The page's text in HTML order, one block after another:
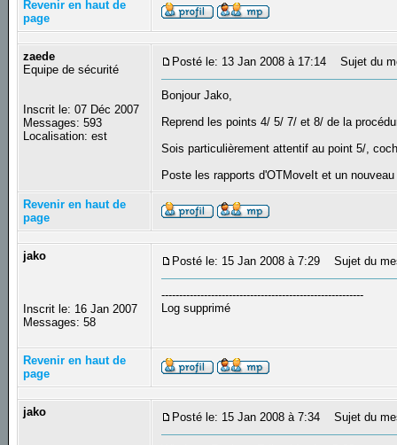
Revenir en haut de
page
zaede
Equipe de sécurité
Inscrit le: 07 Déc 2007
Messages: 593
Localisation: est
Posté le: 13 Jan 2008 à 17:14 Sujet du
Bonjour Jako,
Reprend les points 4/ 5/ 7/ et 8/ de la
Sois particulièrement attentif au point 5/,
Poste les rapports d'OTMoveIt et un
Revenir en haut de
page
jako
Inscrit le: 16 Jan 2007
Messages: 58
Posté le: 15 Jan 2008 à 7:29 Sujet du
---------------------------------------------------------
Log supprimé
Revenir en haut de
page
jako Posté le: 15 Jan 2008 à 7:34 Sujet du